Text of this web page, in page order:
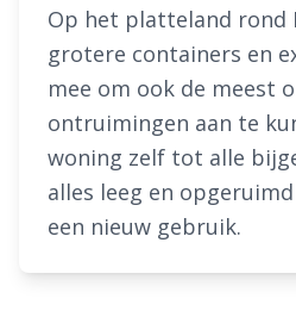
Op het platteland rond
grotere containers en
mee om ook de meest
ontruimingen aan te
woning zelf tot alle
alles leeg en
een nieuw gebruik.